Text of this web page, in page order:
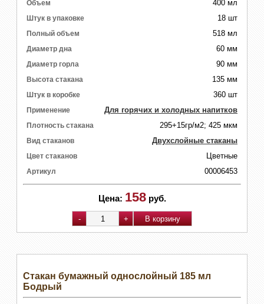
Объем 400 мл
Штук в упаковке 18 шт
Полный объем 518 мл
Диаметр дна 60 мм
Диаметр горла 90 мм
Высота стакана 135 мм
Штук в коробке 360 шт
Применение Для горячих и холодных напитков
Плотность стакана 295+15гр/м2; 425 мкм
Вид стаканов Двухслойные стаканы
Цвет стаканов Цветные
Артикул 00006453
Цена: 158 руб.
Стакан бумажный однослойный 185 мл
Бодрый